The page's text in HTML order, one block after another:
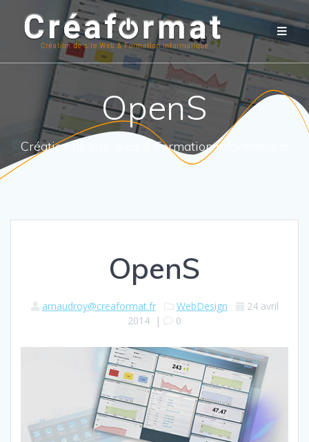
OpenS
Création de site web & Formation informatique
OpenS
arnaudroy@creaformat.fr WebDesign
24 avril
2014 | 0